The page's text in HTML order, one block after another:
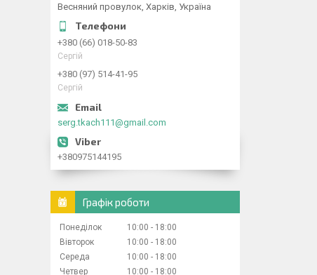
Весняний провулок, Харків, Україна
+380 (66) 018-50-83
Сергій
+380 (97) 514-41-95
Сергій
serg.tkach111@gmail.com
+380975144195
Графік роботи
Понеділок 10:00
18:00
Вівторок
10:00
18:00
Середа
10:00
18:00
Четвер
10:00 18:00